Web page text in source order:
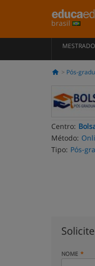
brasil
MESTRADO
Pós-
Centro:
Método:
Tipo: Pós-
NOME